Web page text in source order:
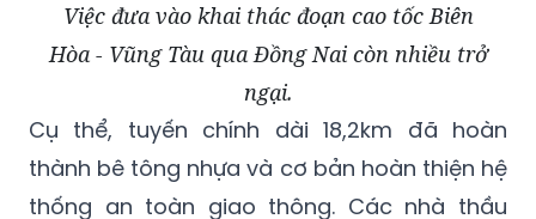
Việc đưa vào khai thác đoạn cao tốc Biên
Hòa - Vũng Tàu qua Đồng Nai còn nhiều trở
ngại.
Cụ thể, tuyến chính dài 18,2km đã hoàn
thành bê tông nhựa và cơ bản hoàn thiện hệ
thống an toàn giao thông. Các nhà thầu